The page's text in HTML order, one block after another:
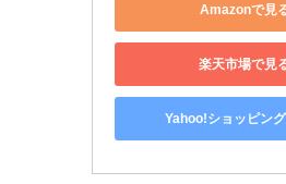
Amazonで見
楽天市場で見
Yahoo!ショッピン